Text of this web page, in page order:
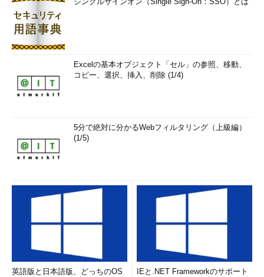
ースで再リリースされる理由となった問題（ユーザーデータ消失
問題など）とは別のことのように読み取れます。
Windows Server 2019 Essentials評価版のメディアは、ダウン
ロードサイトで公開されているプロダクトキーを入力して評価版
としてインストールするタイプであり、おそらく製品版と評価版
のISOメディア（OSビルド17763.107）は同じものです。製品版
画面2）。
Excelの基本オブジェクト「セル」の参照、移動、
コピー、選択、挿入、削除 (1/4)
5分で絶対に分かるWebフィルタリング（上級編）
(1/5)
英語版と日本語版、どっちのOS
IEと.NET Frameworkのサポート